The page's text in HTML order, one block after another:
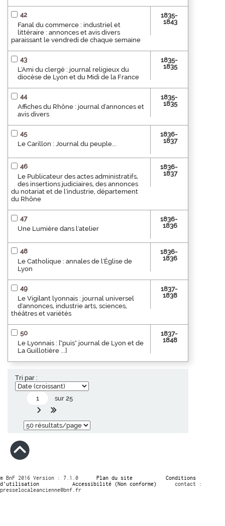
42
Fanal du commerce : industriel et
littéraire : annonces et avis divers
paraissant le vendredi de chaque semaine
1835-
1843
43
L'Ami du clergé : journal religieux du
diocèse de Lyon et du Midi de la France
1835-
1835
44
Affiches du Rhône : journal d'annonces et
avis divers
1835-
1835
45
Le Carillon : Journal du peuple...
1836-
1837
46
Le Publicateur des actes administratifs,
des insertions judiciaires, des annonces
du notariat et de l'industrie, département
du Rhône
1836-
1837
47
Une Lumière dans l'atelier
1836-
1836
48
Le Catholique : annales de l'Église de
Lyon
1836-
1836
49
Le Vigilant lyonnais : journal universel
d'annonces, industrie arts, sciences,
théâtres et variétés
1837-
1838
50
Le Lyonnais : ["puis" journal de Lyon et de
La Guillotière ...]
1837-
1848
Tri par :
sur 25
© BnF 2016 Version : 7.1.0 Plan du site
Conditions
d’utilisation
Accessibilité (Non conforme)
contact :
presselocaleancienne@bnf.fr